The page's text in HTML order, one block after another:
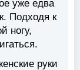
уже едва
Подходя к
ногу,
руки